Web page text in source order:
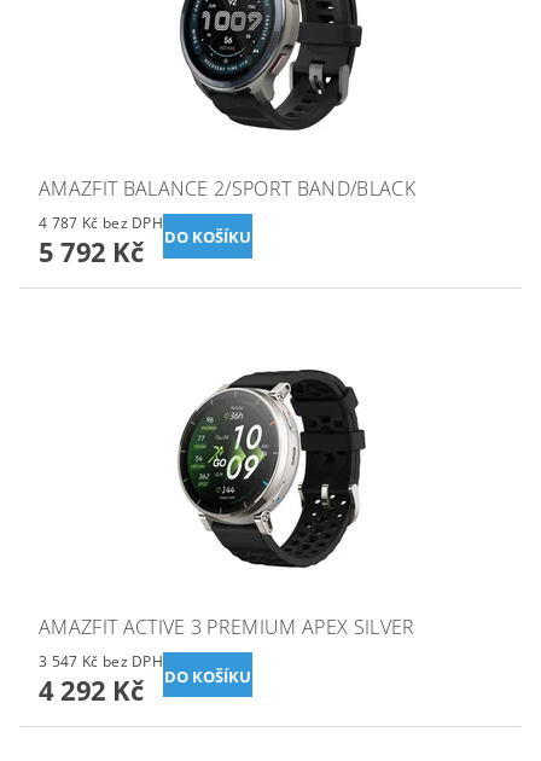
AMAZFIT BALANCE 2/SPORT BAND/BLACK
4 787 Kč bez DPH
5 792 Kč
AMAZFIT ACTIVE 3 PREMIUM APEX SILVER
3 547 Kč bez DPH
4 292 Kč